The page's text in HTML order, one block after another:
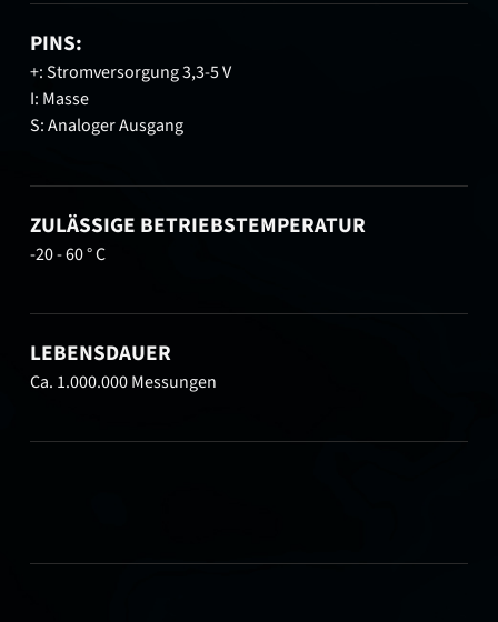
PINS:
+: Stromversorgung 3,3-5 V
I: Masse
S: Analoger Ausgang
ZULÄSSIGE BETRIEBSTEMPERATUR
-20 - 60 ° C
LEBENSDAUER
Ca. 1.000.000 Messungen